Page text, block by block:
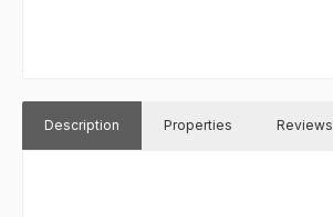
Description Properties Reviews